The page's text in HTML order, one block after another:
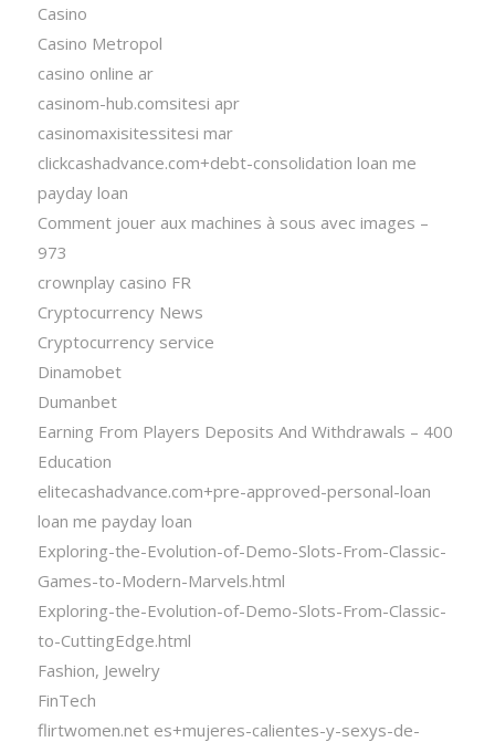
Casino
Casino Metropol
casino online ar
casinom-hub.comsitesi apr
casinomaxisitessitesi mar
clickcashadvance.com+debt-consolidation loan me
payday loan
Comment jouer aux machines à sous avec images –
973
crownplay casino FR
Cryptocurrency News
Cryptocurrency service
Dinamobet
Dumanbet
Earning From Players Deposits And Withdrawals – 400
Education
elitecashadvance.com+pre-approved-personal-loan
loan me payday loan
Exploring-the-Evolution-of-Demo-Slots-From-Classic-
Games-to-Modern-Marvels.html
Exploring-the-Evolution-of-Demo-Slots-From-Classic-
to-CuttingEdge.html
Fashion, Jewelry
FinTech
flirtwomen.net es+mujeres-calientes-y-sexys-de-